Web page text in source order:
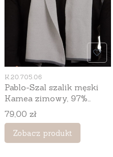
Kod produktu
K.20.705.06
Pablo-Szal szalik męski
Kamea zimowy, 97%
wiskozy, 180 × 25 cm,
kolor szary
Cena
79,00 zł
Zobacz produkt